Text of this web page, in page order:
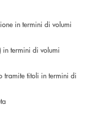
in termini di volumi
in termini di volumi
tramite titoli in termini di